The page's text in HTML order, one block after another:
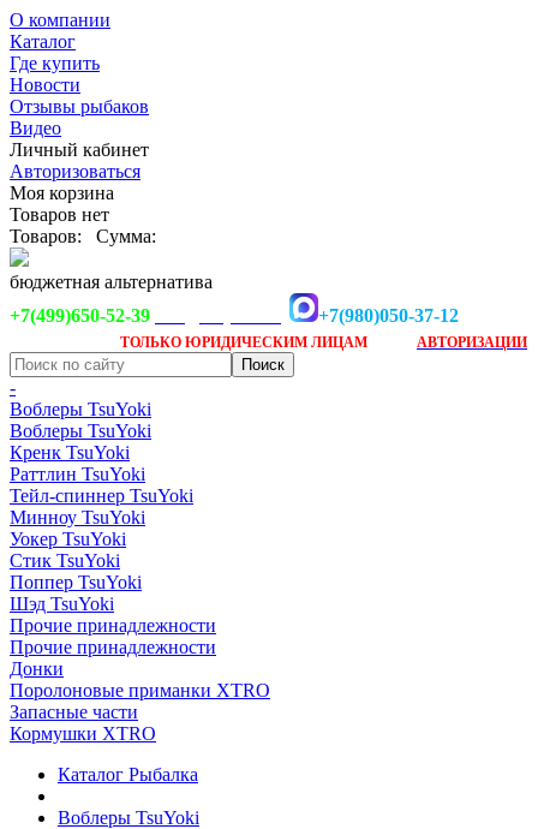
О компании
Каталог
Где купить
Новости
Отзывы рыбаков
Видео
Личный кабинет
Авторизоваться
Моя корзина
Товаров нет
Товаров:
Сумма:
бюджетная альтернатива
+7(499)650-52-39
+7(980)050-37-12
ТОЛЬКО ЮРИДИЧЕСКИМ ЛИЦАМ АВТОРИЗАЦИИ
-
Воблеры TsuYoki
Воблеры TsuYoki
Кренк TsuYoki
Раттлин TsuYoki
Тейл-спиннер TsuYoki
Минноу TsuYoki
Уокер TsuYoki
Стик TsuYoki
Поппер TsuYoki
Шэд TsuYoki
Прочие принадлежности
Прочие принадлежности
Донки
Поролоновые приманки XTRO
Запасные части
Кормушки XTRO
Каталог Рыбалка
Воблеры TsuYoki